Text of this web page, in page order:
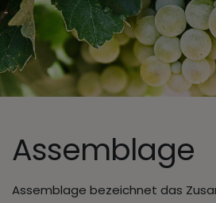
Assemblage
Assemblage bezeichnet das